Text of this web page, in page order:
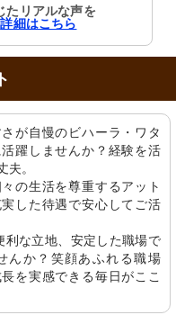
配慮した手すりが設置され、清
満ちた空間です。
たリアルな声を
詳細はこちら
が自慢のビハーラ・ワタ
躍しませんか？経験を活
夫。
の生活を尊重するアット
した待遇で安心してご活
な立地、安定した職場で
んか？笑顔あふれる職場
を実感できる毎日がここ